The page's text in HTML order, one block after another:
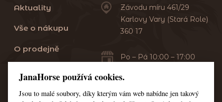
Aktuality
Vše o nákupu
O prodejně
Servis
Závodu míru 461/29
Karlovy Vary (Stará Role)
360 17
Po – Pá 10:00 – 17:00
+420 353 549 410
JanaHorse používá cookies.
Jsou to malé soubory, díky kterým vám web nabídne jen takový